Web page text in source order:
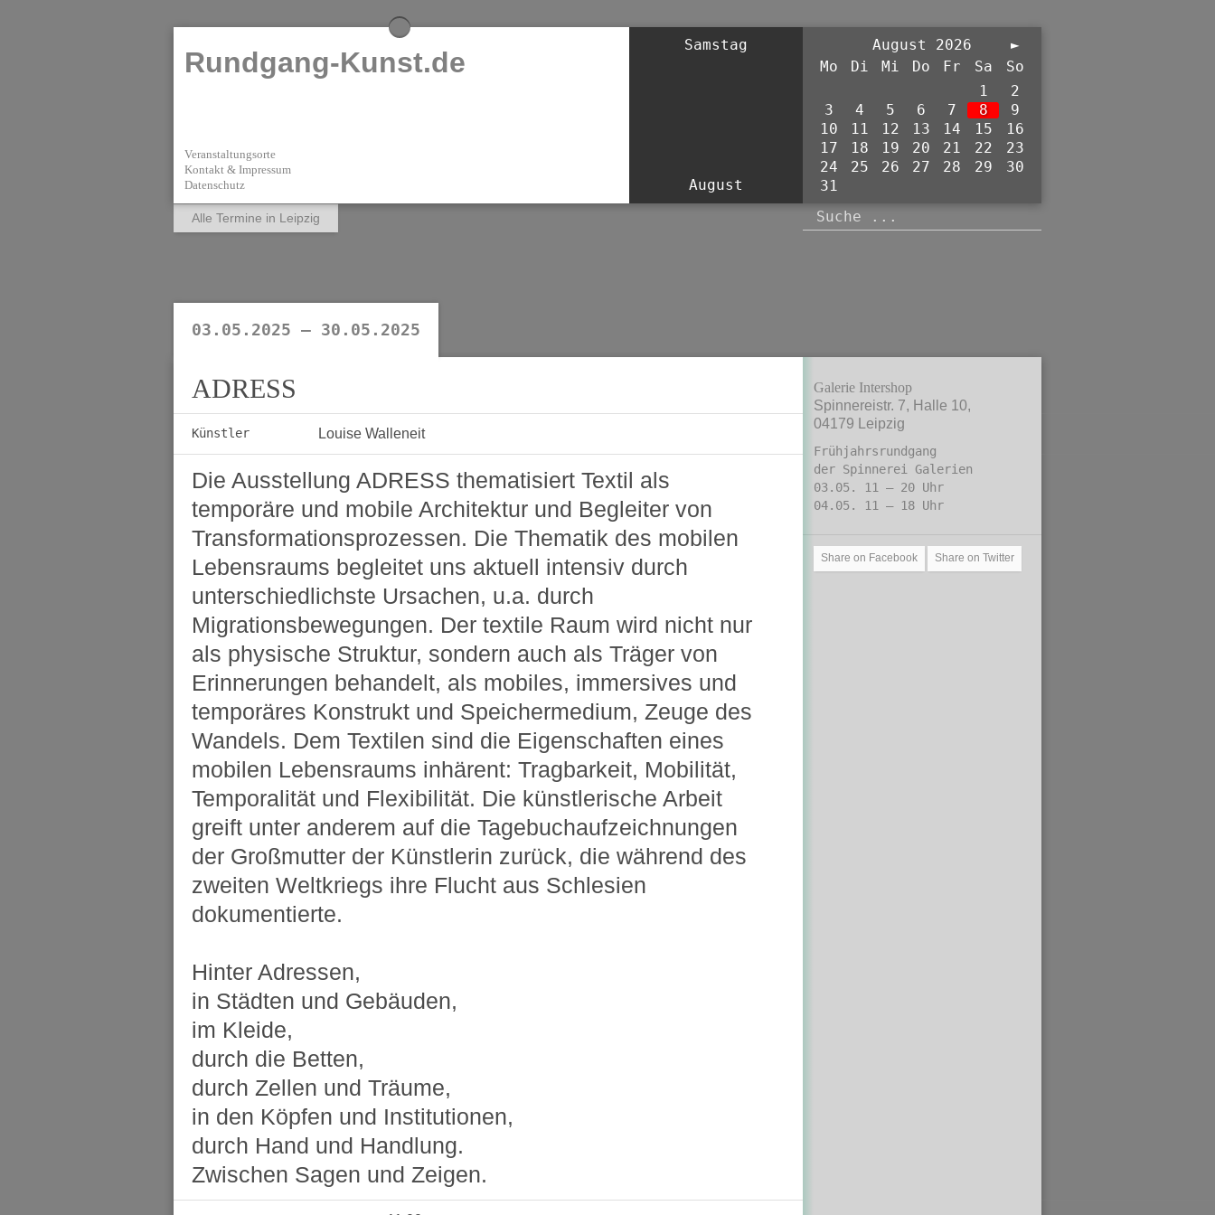
Rundgang-Kunst.de
Veranstaltungsorte
Kontakt & Impressum
Datenschutz
Samstag
August
►
August 2026
Mo
Di Mi Do Fr Sa
So
1
2
3
4 5 6 7 8
9
10
11 12 13 14 15
16
17
18 19 20 21 22
23
24
25 26 27 28 29
30
31
Alle Termine in Leipzig
03.05.2025 — 30.05.2025
ADRESS
Künstler Louise Walleneit
Die Ausstellung ADRESS thematisiert Textil als
temporäre und mobile Architektur und Begleiter von
Transformationsprozessen. Die Thematik des mobilen
Lebensraums begleitet uns aktuell intensiv durch
unterschiedlichste Ursachen, u.a. durch
Migrationsbewegungen. Der textile Raum wird nicht nur
als physische Struktur, sondern auch als Träger von
Erinnerungen behandelt, als mobiles, immersives und
temporäres Konstrukt und Speichermedium, Zeuge des
Wandels. Dem Textilen sind die Eigenschaften eines
mobilen Lebensraums inhärent: Tragbarkeit, Mobilität,
Temporalität und Flexibilität. Die künstlerische Arbeit
greift unter anderem auf die Tagebuchaufzeichnungen
der Großmutter der Künstlerin zurück, die während des
zweiten Weltkriegs ihre Flucht aus Schlesien
dokumentierte.
Hinter Adressen,
in Städten und Gebäuden,
im Kleide,
durch die Betten,
durch Zellen und Träume,
in den Köpfen und Institutionen,
durch Hand und Handlung.
Zwischen Sagen und Zeigen.
Galerie Intershop
Spinnereistr. 7, Halle 10,
04179 Leipzig
Frühjahrsrundgang
der Spinnerei Galerien
03.05. 11 – 20 Uhr
04.05. 11 – 18 Uhr
Share on Facebook Share on Twitter